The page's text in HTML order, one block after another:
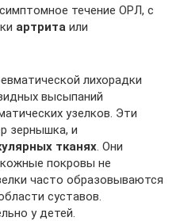
течение ОРЛ, с
артрита или
лихорадки
высыпаний
узелков. Эти
зернышка, и
тканях . Они
покровы не
часто образовываются
суставов.
у детей.